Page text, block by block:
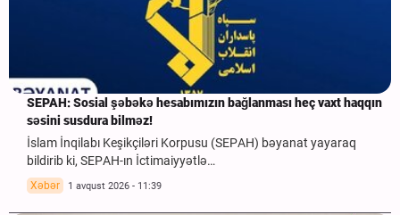
SEPAH: Sosial şəbəkə hesabımızın bağlanması heç vaxt haqqın
səsini susdura bilməz!
İslam İnqilabı Keşikçiləri Korpusu (SEPAH) bəyanat yayaraq
bildirib ki, SEPAH-ın İctimaiyyətlə…
Xəbər 1 avqust 2026 - 11:39